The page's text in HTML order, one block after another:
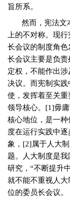
旨所系。
然而，宪法文
上的不对称。现
长会议的制度角
长会议主要是负
定权，不能作出涉
决议。而宪制实
使，发挥着至关
领导核心。 [1]毋
核心地位，是一种
度在运行实践中
象， [2]属于人大
题。人大制度是
研究，“不断提升
就不能不重视人
位的委员长会议。